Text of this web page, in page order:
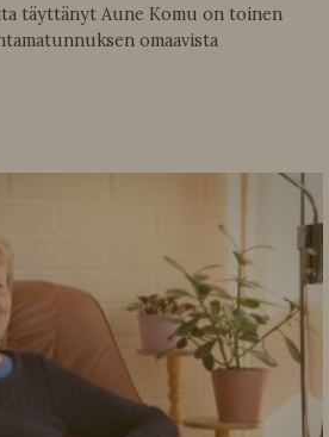
täyttänyt Aune Komu on toinen
omaavista